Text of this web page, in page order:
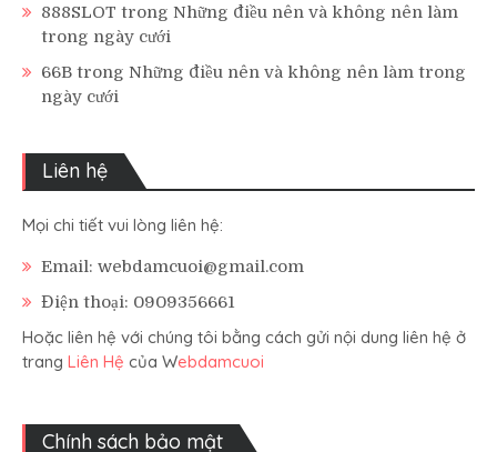
888SLOT trong Những điều nên và không nên làm
trong ngày cưới
66B trong Những điều nên và không nên làm trong
ngày cưới
Liên hệ
Mọi chi tiết vui lòng liên hệ:
Email: webdamcuoi@gmail.com
Điện thoại: 0909356661
Hoặc liên hệ với chúng tôi bằng cách gửi nội dung liên hệ ở
trang Liên Hệ của Webdamcuoi
Chính sách bảo mật